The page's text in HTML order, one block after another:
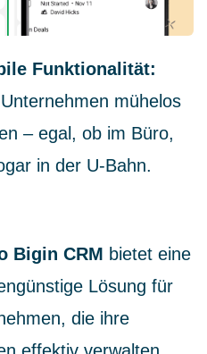
Funktionalität:
mühelos
– egal, ob im Büro,
in der U-Bahn.
Bigin CRM bietet eine
Lösung für
die ihre